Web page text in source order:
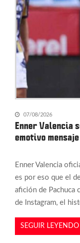
07/08/2026
Enner Valencia
emotivo mensaje
Enner Valencia
es por eso que el
afición de Pachuca
de Instagram, el
SEGUIR LEYENDO